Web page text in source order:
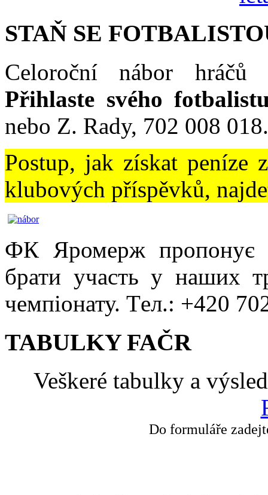
STAŇ SE
Celoroční nábor hráčů
Přihlaste svého
nebo Z. Rady, 702 008 018.
Postup, jak získat peníze
klubových příspěvků,
ФК Яромерж пропонує
брати участь у наших
чемпіонату. Tел.: +420
TABULKY FAČR
Veškeré tabulky a
Do formuláře